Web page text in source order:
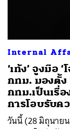
Internal
‘เท้ง’ จูงมือ
กทม. มองตั้ง
กทม.เป็นเรื่อ
การโอบรับค
วันนี้ (28 มิถุนาย